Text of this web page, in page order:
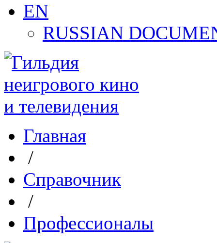
EN
RUSSIAN
Главная
/
Справочник
/
Профессионалы